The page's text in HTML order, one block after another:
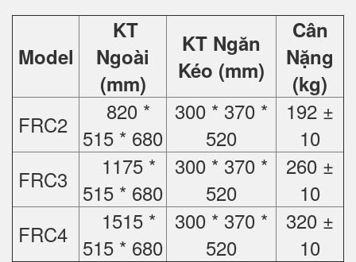
Model
KT
Ngoài
(mm)
KT Ngăn
Kéo (mm)
Cân
Nặng
(kg)
FRC2
820 *
515 * 680
300 * 370 *
520
192 ±
10
FRC3
1175 *
515 * 680
300 * 370 *
520
260 ±
10
FRC4
1515 *
515 * 680
300 * 370 *
520
320 ±
10